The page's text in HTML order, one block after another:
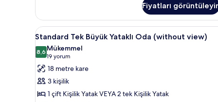
hakkında
daha
fazla
detay
Fiyatları
Standard
Tek
Büyük
Yataklı
Oda
(without
view)
Mısır pamuklu çarşaf takımı,
4
Standard Tek Büyük Yataklı Oda (without view)
8,68,6 / 10
Mükemmel
19 yorum
(19
yorum)
18 metre kare
3 kişilik
1 çift Kişilik Yatak VEYA 2 tek Kişilik Yatak